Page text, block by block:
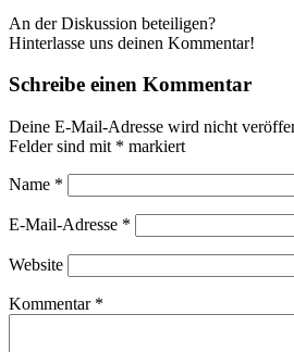
An der Diskussion beteiligen?
Hinterlasse uns deinen Kommentar!
Schreibe einen Kommentar
Deine E-Mail-Adresse wird nicht
Felder sind mit * markiert
Name *
E-Mail-Adresse *
Website
Kommentar *